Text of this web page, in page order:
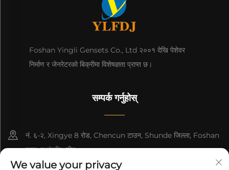
Foshan Yingli Gensets Co., Ltd २००१ देखि पेशेवर
निर्माण र जेनरेटरको बिक्रीमा विशेषज्ञता प्राप्त छ।
सम्पर्क गर्नुहोस्
नं. ६-२, Xingye 8 रोड, Chencun टाउन, Shunde जिल्ला, Foshan
शहर, गुआंग्डोंग, चीन।
We value your privacy